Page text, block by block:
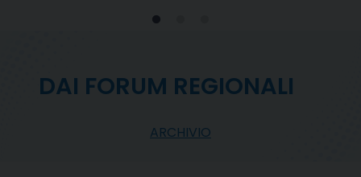
DAI FORUM REGIONALI
ARCHIVIO